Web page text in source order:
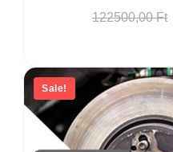
122500,00Ft
Sale!